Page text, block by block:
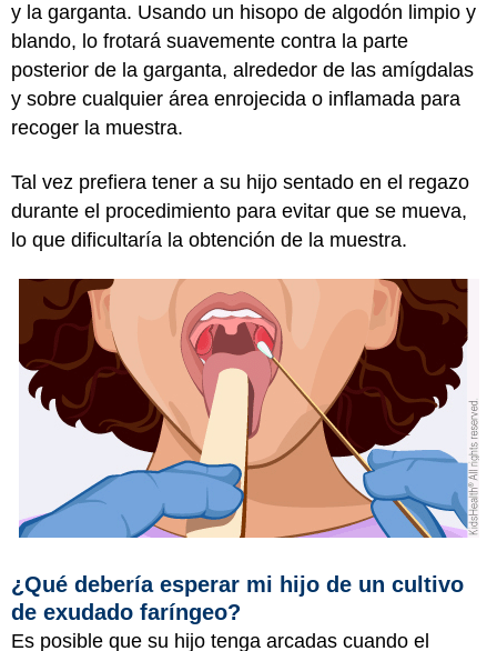
y la garganta. Usando un hisopo de algodón limpio y
blando, lo frotará suavemente contra la parte
posterior de la garganta, alrededor de las amígdalas
y sobre cualquier área enrojecida o inflamada para
recoger la muestra.
Tal vez prefiera tener a su hijo sentado en el regazo
durante el procedimiento para evitar que se mueva,
lo que dificultaría la obtención de la muestra.
¿Qué debería esperar mi hijo de un cultivo
de exudado faríngeo?
Es posible que su hijo tenga arcadas cuando el